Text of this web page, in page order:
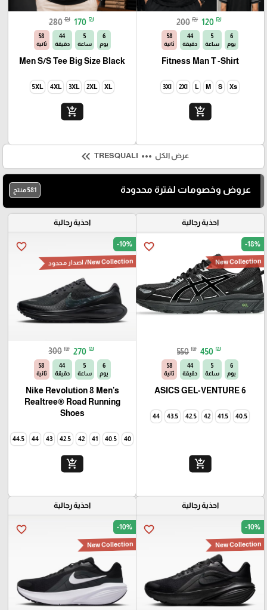
200 ₪ 120 ₪
6
يوم
5
ساعة
44
دقيقة
56
ثانية
Fitness Man T -Shirt
Xs
S
M
L
2Xl
3Xl
add_shopping_cart
280 ₪ 170 ₪
6
يوم
5
ساعة
44
دقيقة
56
ثانية
Men S/S Tee Big Size Black
XL
2XL
3XL
4XL
5XL
add_shopping_cart
عرض الكل more_horiz
keyboard_double_arrow_left
عروض وخصومات لفترة محدودة 581 منتج
احذية رجالية
favorite_border -18%
New Collection
550 ₪ 450 ₪
6
يوم
5
ساعة
44
دقيقة
56
ثانية
ASICS GEL-VENTURE 6
40.5
41.5
42
42.5
43.5
44
add_shopping_cart
احذية رجالية
favorite_border -10%
New Collection
/ اصدار محدود
300 ₪ 270 ₪
6
يوم
5
ساعة
44
دقيقة
56
ثانية
Nike Revolution 8 Men's
Realtree® Road Running
Shoes
40
40.5
41
42
42.5
43
44
44.5
add_shopping_cart
احذية رجالية
favorite_border -10%
New Collection
احذية رجالية
favorite_border -10%
New Collection